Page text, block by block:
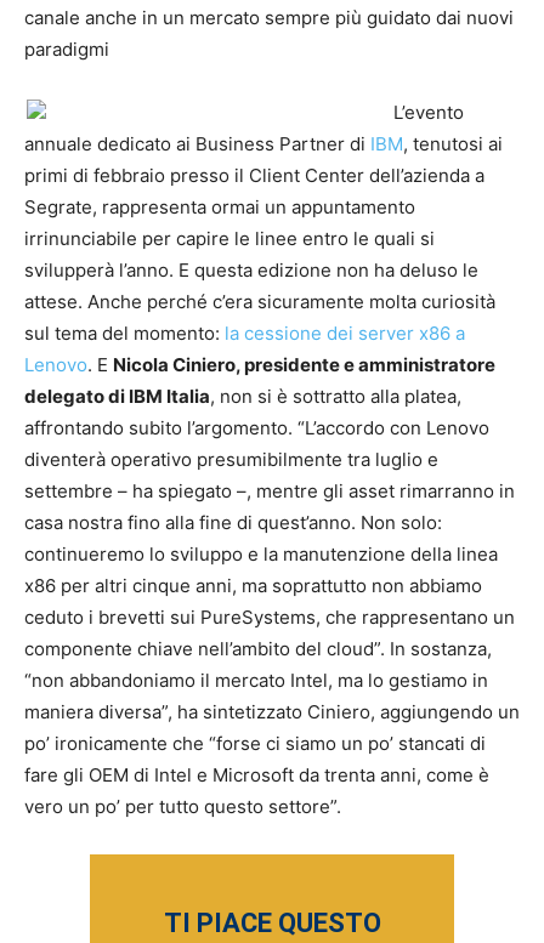
canale anche in un mercato sempre più guidato dai nuovi
paradigmi
L’evento
annuale dedicato ai Business Partner di IBM, tenutosi ai
primi di febbraio presso il Client Center dell’azienda a
Segrate, rappresenta ormai un appuntamento
irrinunciabile per capire le linee entro le quali si
svilupperà l’anno. E questa edizione non ha deluso le
attese. Anche perché c’era sicuramente molta curiosità
sul tema del momento: la cessione dei server x86 a
Lenovo. E Nicola Ciniero, presidente e amministratore
delegato di IBM Italia, non si è sottratto alla platea,
affrontando subito l’argomento. “L’accordo con Lenovo
diventerà operativo presumibilmente tra luglio e
settembre – ha spiegato –, mentre gli asset rimarranno in
casa nostra fino alla fine di quest’anno. Non solo:
continueremo lo sviluppo e la manutenzione della linea
x86 per altri cinque anni, ma soprattutto non abbiamo
ceduto i brevetti sui PureSystems, che rappresentano un
componente chiave nell’ambito del cloud”. In sostanza,
“non abbandoniamo il mercato Intel, ma lo gestiamo in
maniera diversa”, ha sintetizzato Ciniero, aggiungendo un
po’ ironicamente che “forse ci siamo un po’ stancati di
fare gli OEM di Intel e Microsoft da trenta anni, come è
vero un po’ per tutto questo settore”.
TI PIACE QUESTO